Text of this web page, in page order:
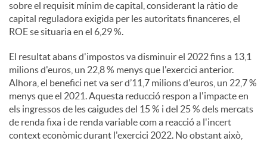
sobre el requisit mínim de capital, considerant la ràtio de
capital reguladora exigida per les autoritats financeres, el
ROE se situaria en el 6,29 %.
El resultat abans d'impostos va disminuir el 2022 fins a 13,1
milions d'euros, un 22,8 % menys que l'exercici anterior.
Alhora, el benefici net va ser d’11,7 milions d'euros, un 22,7 %
menys que el 2021. Aquesta reducció respon a l'impacte en
els ingressos de les caigudes del 15 % i del 25 % dels mercats
de renda fixa i de renda variable com a reacció a l'incert
context econòmic durant l'exercici 2022. No obstant això,